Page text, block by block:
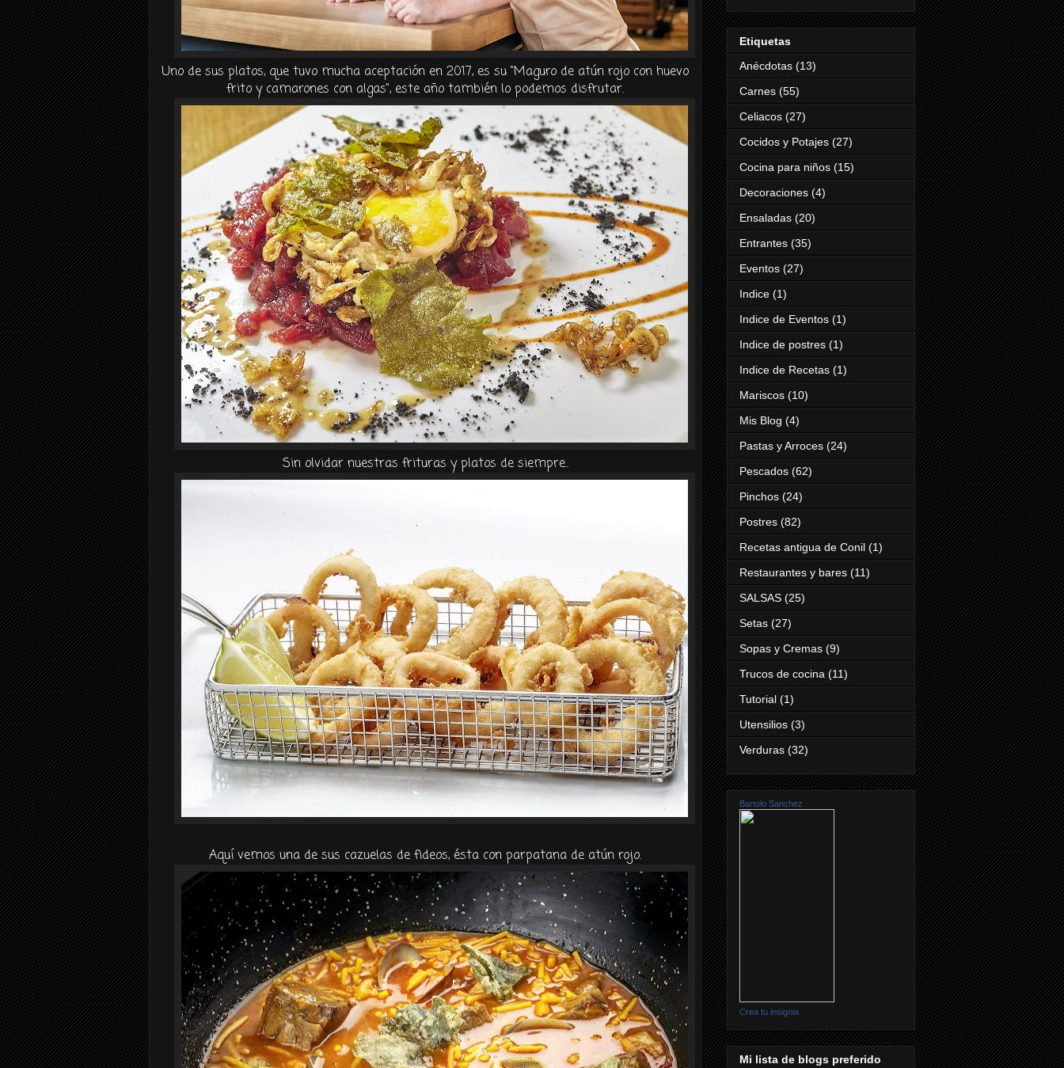
Uno de sus platos, que tuvo mucha aceptación en 2017, es su "Maguro de atún rojo con huevo
frito y camarones con algas", este año también lo podemos disfrutar.
Sin olvidar nuestras frituras y platos de siempre..
Aquí vemos una de sus cazuelas de fideos, ésta con parpatana de atún rojo.
Etiquetas
Anécdotas (13)
Carnes (55)
Celiacos (27)
Cocidos y Potajes (27)
Cocina para niños (15)
Decoraciones (4)
Ensaladas (20)
Entrantes (35)
Eventos (27)
Indice (1)
Indice de Eventos (1)
Indice de postres (1)
Indice de Recetas (1)
Mariscos (10)
Mis Blog (4)
Pastas y Arroces (24)
Pescados (62)
Pinchos (24)
Postres (82)
Recetas antigua de Conil (1)
Restaurantes y bares (11)
SALSAS (25)
Setas (27)
Sopas y Cremas (9)
Trucos de cocina (11)
Tutorial (1)
Utensilios (3)
Verduras (32)
Bartolo Sanchez
Crea tu insignia
Mi lista de blogs preferido